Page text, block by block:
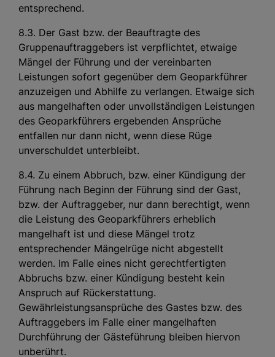
entsprechend.
8.3. Der Gast bzw. der Beauftragte des
Gruppenauftraggebers ist verpflichtet, etwaige
Mängel der Führung und der vereinbarten
Leistungen sofort gegenüber dem Geoparkführer
anzuzeigen und Abhilfe zu verlangen. Etwaige sich
aus mangelhaften oder unvollständigen Leistungen
des Geoparkführers ergebenden Ansprüche
entfallen nur dann nicht, wenn diese Rüge
unverschuldet unterbleibt.
8.4. Zu einem Abbruch, bzw. einer Kündigung der
Führung nach Beginn der Führung sind der Gast,
bzw. der Auftraggeber, nur dann berechtigt, wenn
die Leistung des Geoparkführers erheblich
mangelhaft ist und diese Mängel trotz
entsprechender Mängelrüge nicht abgestellt
werden. Im Falle eines nicht gerechtfertigten
Abbruchs bzw. einer Kündigung besteht kein
Anspruch auf Rückerstattung.
Gewährleistungsansprüche des Gastes bzw. des
Auftraggebers im Falle einer mangelhaften
Durchführung der Gästeführung bleiben hiervon
unberührt.